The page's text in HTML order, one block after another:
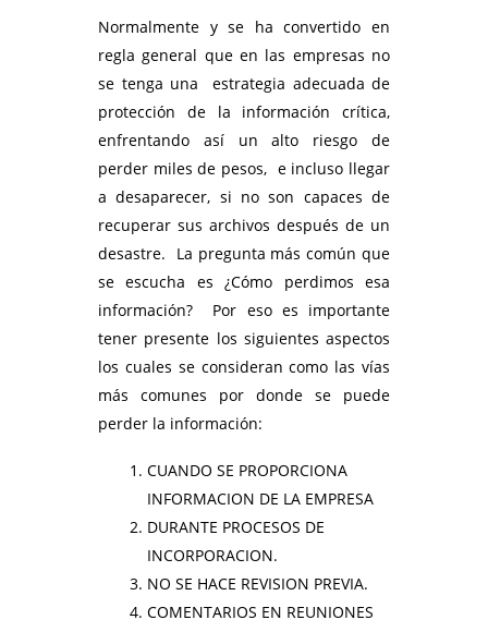
Normalmente y se ha convertido en
regla general que en las empresas no
se tenga una estrategia adecuada de
protección de la información crítica,
enfrentando así un alto riesgo de
perder miles de pesos, e incluso llegar
a desaparecer, si no son capaces de
recuperar sus archivos después de un
desastre. La pregunta más común que
se escucha es ¿Cómo perdimos esa
información? Por eso es importante
tener presente los siguientes aspectos
los cuales se consideran como las vías
más comunes por donde se puede
perder la información:
CUANDO SE PROPORCIONA
INFORMACION DE LA EMPRESA
DURANTE PROCESOS DE
INCORPORACION.
NO SE HACE REVISION PREVIA.
COMENTARIOS EN REUNIONES